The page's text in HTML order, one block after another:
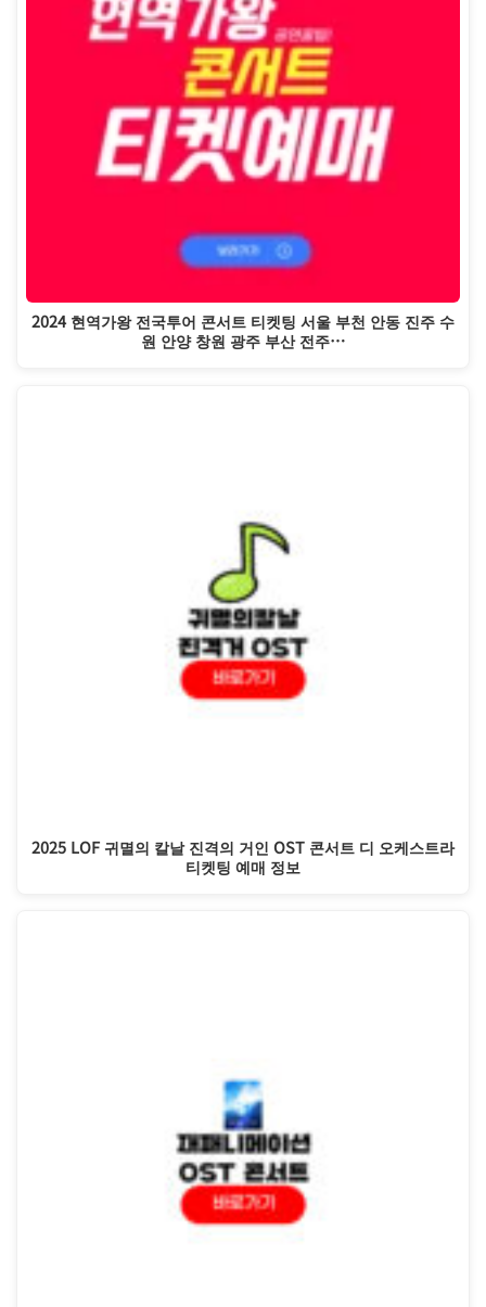
2024 현역가왕 전국투어 콘서트 티켓팅 서울 부천 안동 진주 수
원 안양 창원 광주 부산 전주…
2025 LOF 귀멸의 칼날 진격의 거인 OST 콘서트 디 오케스트라
티켓팅 예매 정보